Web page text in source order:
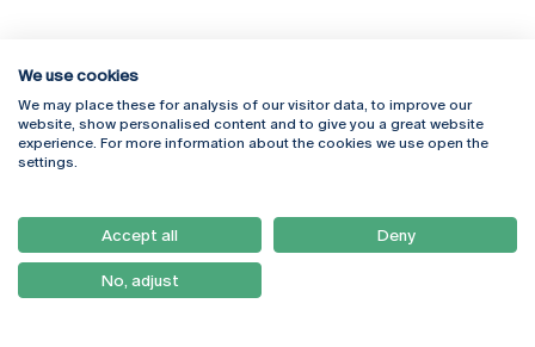
Rua Diogo Botelho 1327
4169-005 Porto
+351 226 196 240
Campus Online
Webmail
Como Chegar
Newsletter
We use cookies
We may place these for analysis of our visitor data, to improve our
website, show personalised content and to give you a great website
experience. For more information about the cookies we use open the
settings.
Accept all Deny
No, adjust